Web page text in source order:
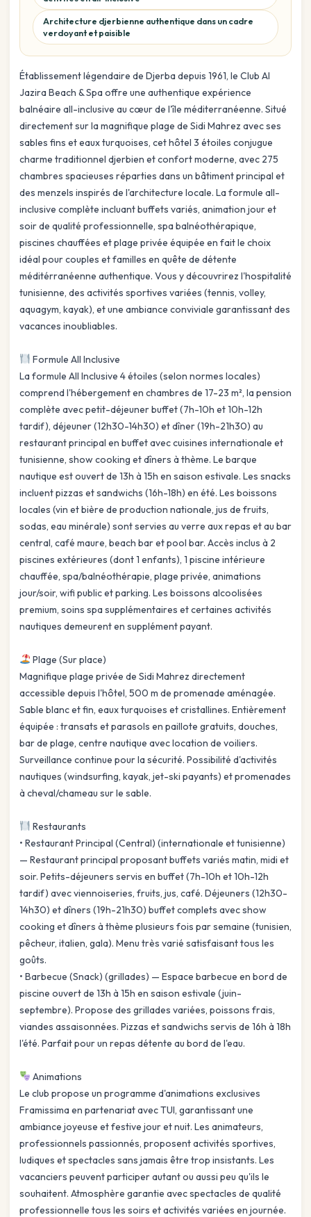
Architecture djerbienne authentique dans un cadre
verdoyant et paisible
Établissement légendaire de Djerba depuis 1961, le Club Al
Jazira Beach & Spa offre une authentique expérience
balnéaire all-inclusive au cœur de l'île méditerranéenne. Situé
directement sur la magnifique plage de Sidi Mahrez avec ses
sables fins et eaux turquoises, cet hôtel 3 étoiles conjugue
charme traditionnel djerbien et confort moderne, avec 275
chambres spacieuses réparties dans un bâtiment principal et
des menzels inspirés de l'architecture locale. La formule all-
inclusive complète incluant buffets variés, animation jour et
soir de qualité professionnelle, spa balnéothérapique,
piscines chauffées et plage privée équipée en fait le choix
idéal pour couples et familles en quête de détente
méditérranéenne authentique. Vous y découvrirez l'hospitalité
tunisienne, des activités sportives variées (tennis, volley,
aquagym, kayak), et une ambiance conviviale garantissant des
vacances inoubliables.
Formule All Inclusive
La formule All Inclusive 4 étoiles (selon normes locales)
comprend l'hébergement en chambres de 17-23 m², la pension
complète avec petit-déjeuner buffet (7h-10h et 10h-12h
tardif), déjeuner (12h30-14h30) et dîner (19h-21h30) au
restaurant principal en buffet avec cuisines internationale et
tunisienne, show cooking et dîners à thème. Le barque
nautique est ouvert de 13h à 15h en saison estivale. Les snacks
incluent pizzas et sandwichs (16h-18h) en été. Les boissons
locales (vin et bière de production nationale, jus de fruits,
sodas, eau minérale) sont servies au verre aux repas et au bar
central, café maure, beach bar et pool bar. Accès inclus à 2
piscines extérieures (dont 1 enfants), 1 piscine intérieure
chauffée, spa/balnéothérapie, plage privée, animations
jour/soir, wifi public et parking. Les boissons alcoolisées
premium, soins spa supplémentaires et certaines activités
nautiques demeurent en supplément payant.
Plage (Sur place)
Magnifique plage privée de Sidi Mahrez directement
accessible depuis l'hôtel, 500 m de promenade aménagée.
Sable blanc et fin, eaux turquoises et cristallines. Entièrement
équipée : transats et parasols en paillote gratuits, douches,
bar de plage, centre nautique avec location de voiliers.
Surveillance continue pour la sécurité. Possibilité d'activités
nautiques (windsurfing, kayak, jet-ski payants) et promenades
à cheval/chameau sur le sable.
Restaurants
• Restaurant Principal (Central) (internationale et tunisienne)
— Restaurant principal proposant buffets variés matin, midi et
soir. Petits-déjeuners servis en buffet (7h-10h et 10h-12h
tardif) avec viennoiseries, fruits, jus, café. Déjeuners (12h30-
14h30) et dîners (19h-21h30) buffet complets avec show
cooking et dîners à thème plusieurs fois par semaine (tunisien,
pêcheur, italien, gala). Menu très varié satisfaisant tous les
goûts.
• Barbecue (Snack) (grillades) — Espace barbecue en bord de
piscine ouvert de 13h à 15h en saison estivale (juin-
septembre). Propose des grillades variées, poissons frais,
viandes assaisonnées. Pizzas et sandwichs servis de 16h à 18h
l'été. Parfait pour un repas détente au bord de l'eau.
Animations
Le club propose un programme d'animations exclusives
Framissima en partenariat avec TUI, garantissant une
ambiance joyeuse et festive jour et nuit. Les animateurs,
professionnels passionnés, proposent activités sportives,
ludiques et spectacles sans jamais être trop insistants. Les
vacanciers peuvent participer autant ou aussi peu qu'ils le
souhaitent. Atmosphère garantie avec spectacles de qualité
professionnelle tous les soirs et activités variées en journée.